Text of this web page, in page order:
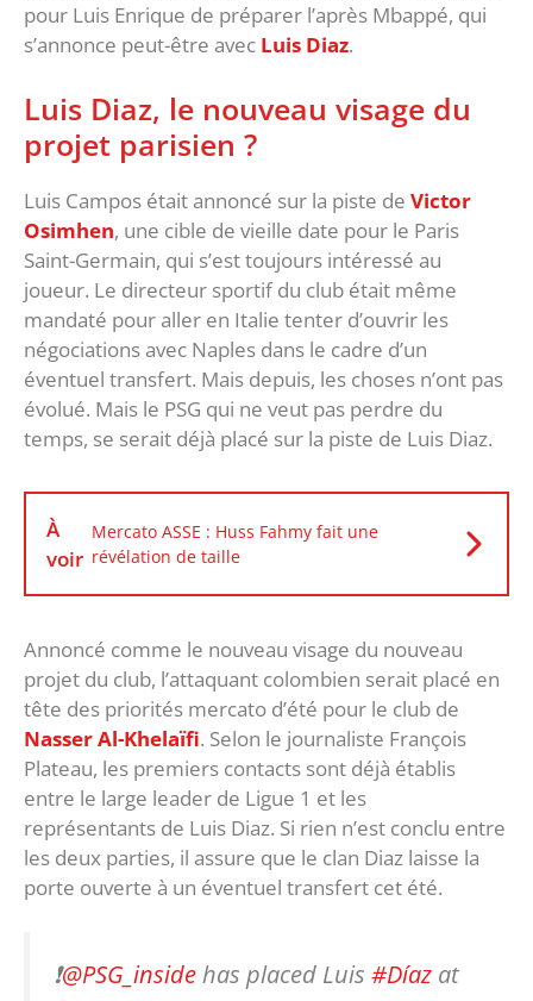
pour Luis Enrique de préparer l’après Mbappé, qui
s’annonce peut-être avec Luis Diaz.
Luis Diaz, le nouveau visage du
projet parisien ?
Luis Campos était annoncé sur la piste de Victor
Osimhen, une cible de vieille date pour le Paris
Saint-Germain, qui s’est toujours intéressé au
joueur. Le directeur sportif du club était même
mandaté pour aller en Italie tenter d’ouvrir les
négociations avec Naples dans le cadre d’un
éventuel transfert. Mais depuis, les choses n’ont pas
évolué. Mais le PSG qui ne veut pas perdre du
temps, se serait déjà placé sur la piste de Luis Diaz.
À
voir
Mercato ASSE : Huss Fahmy fait une
révélation de taille
Annoncé comme le nouveau visage du nouveau
projet du club, l’attaquant colombien serait placé en
tête des priorités mercato d’été pour le club de
Nasser Al-Khelaïfi. Selon le journaliste François
Plateau, les premiers contacts sont déjà établis
entre le large leader de Ligue 1 et les
représentants de Luis Diaz. Si rien n’est conclu entre
les deux parties, il assure que le clan Diaz laisse la
porte ouverte à un éventuel transfert cet été.
❗️@PSG_insidehas placed Luis #Díaz at